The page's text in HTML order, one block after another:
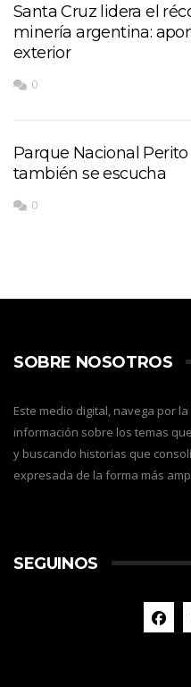
Santa Cruz lidera el
minería argentina:
exterior
0
Parque Nacional
también se escucha
0
SOBRE NOSOTROS
Este medio digital, navega por
información sobre los temas
y buscando historias que
expresada de la forma más
SEGUINOS